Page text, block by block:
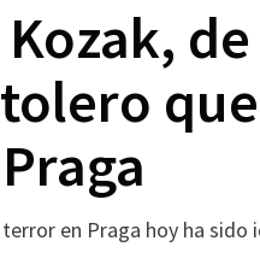
en Praga hoy ha sido